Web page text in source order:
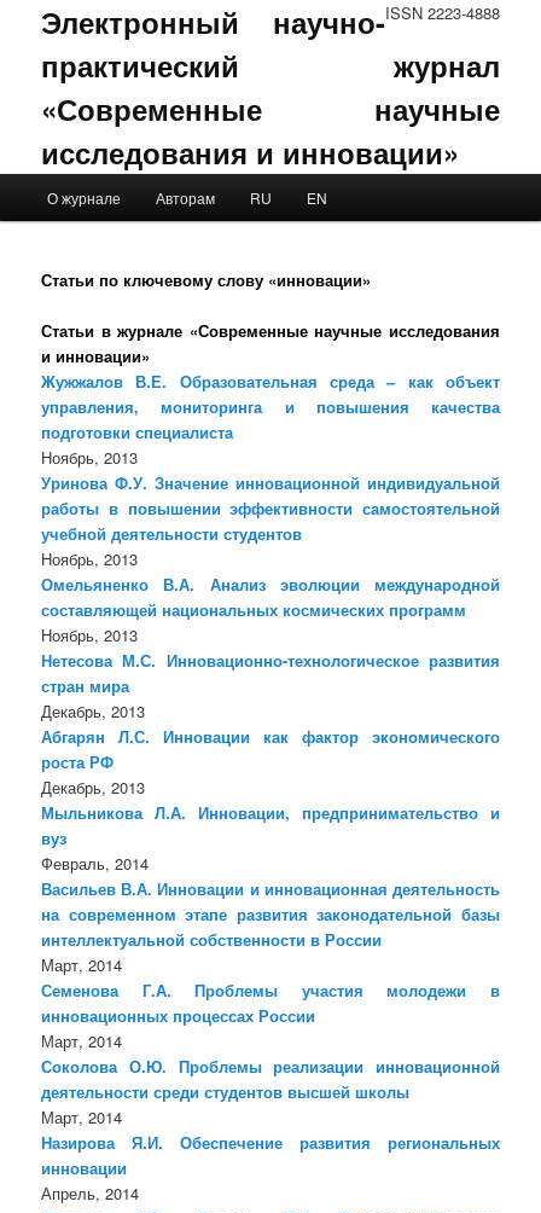
ISSN 2223-4888
Электронный научно-
практический журнал
«Современные научные
исследования и инновации»
Skip to primary content
Skip to secondary content
О журнале Авторам RU EN
Статьи по ключевому слову «инновации»
Статьи в журнале «Современные научные исследования
и инновации»
Жужжалов В.Е. Образовательная среда – как объект
управления, мониторинга и повышения качества
подготовки специалиста
Ноябрь, 2013
Уринова Ф.У. Значение инновационной индивидуальной
работы в повышении эффективности самостоятельной
учебной деятельности студентов
Ноябрь, 2013
Омельяненко В.А. Анализ эволюции международной
составляющей национальных космических программ
Ноябрь, 2013
Нетесова М.С. Инновационно-технологическое развития
стран мира
Декабрь, 2013
Абгарян Л.С. Инновации как фактор экономического
роста РФ
Декабрь, 2013
Мыльникова Л.А. Инновации, предпринимательство и
вуз
Февраль, 2014
Васильев В.А. Инновации и инновационная деятельность
на современном этапе развития законодательной базы
интеллектуальной собственности в России
Март, 2014
Семенова Г.А. Проблемы участия молодежи в
инновационных процессах России
Март, 2014
Соколова О.Ю. Проблемы реализации инновационной
деятельности среди студентов высшей школы
Март, 2014
Назирова Я.И. Обеспечение развития региональных
инновации
Апрель, 2014